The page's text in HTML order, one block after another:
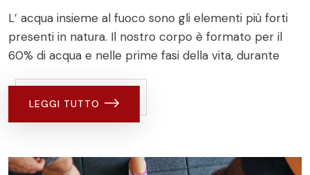
L’ acqua insieme al fuoco sono gli elementi più forti
presenti in natura. Il nostro corpo è formato per il
60% di acqua e nelle prime fasi della vita, durante
LEGGI TUTTO